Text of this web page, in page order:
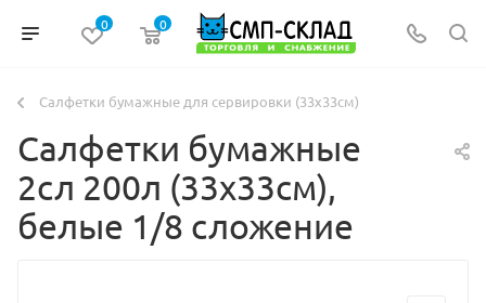
0 0
Салфетки бумажные для сервировки (33х33см)
Салфетки бумажные
2сл 200л (33х33см),
белые 1/8 сложение